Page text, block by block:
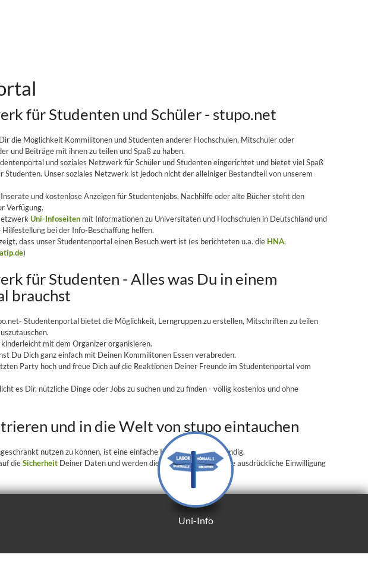
für Studenten und Schüler - stupo.net
die Möglichkeit Kommilitonen und Studenten anderer Hochschulen, Mitschüler oder
und Beiträge mit ihnen zu teilen und Spaß zu haben.
und soziales Netzwerk für Schüler und Studenten eingerichtet und bietet viel Spaß
Studenten. Unser soziales Netzwerk ist jedoch nicht der alleiniger Bestandteil von unserem
und kostenlose Anzeigen für Studentenjobs, Nachhilfe oder alte Bücher steht den
Verfügung.
Uni-Infoseiten mit Informationen zu Universitäten und Hochschulen in Deutschland und
bei der Info-Beschaffung helfen.
dass unser Studentenportal einen Besuch wert ist (es berichteten u.a. die HNA,
)
für Studenten - Alles was Du in einem
brauchst
Studentenportal bietet die Möglichkeit, Lerngruppen zu erstellen, Mitschriften zu teilen
mit dem Organizer organisieren.
Du Dich ganz einfach mit Deinen Kommilitonen Essen verabreden.
Party hoch und freue Dich auf die Reaktionen Deiner Freunde im Studentenportal vom
es Dir, nützliche Dinge oder Jobs zu suchen und zu finden - völlig kostenlos und ohne
und in die Welt von stupo eintauchen
nutzen zu können, ist eine einfache Registrierung notwendig.
dieSicherheit Deiner Daten und werden diese niemals ohne Deine ausdrückliche Einwilligung
Uni-Info